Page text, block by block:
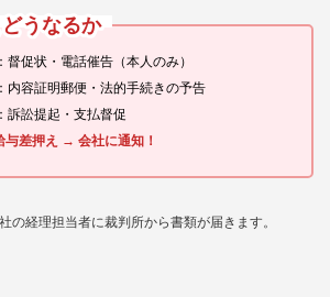
うなるか
：督促状・電話催告（本人のみ）
：内容証明郵便・法的手続きの予告
：訴訟提起・支払督促
与差押え → 会社に通知！
の経理担当者に裁判所から書類が届きます。